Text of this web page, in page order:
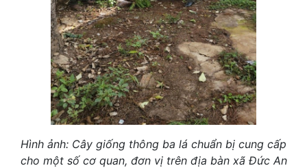
Hình ảnh: Cây giống thông ba lá chuẩn bị cung cấp
cho một số cơ quan, đơn vị trên địa bàn xã Đức An